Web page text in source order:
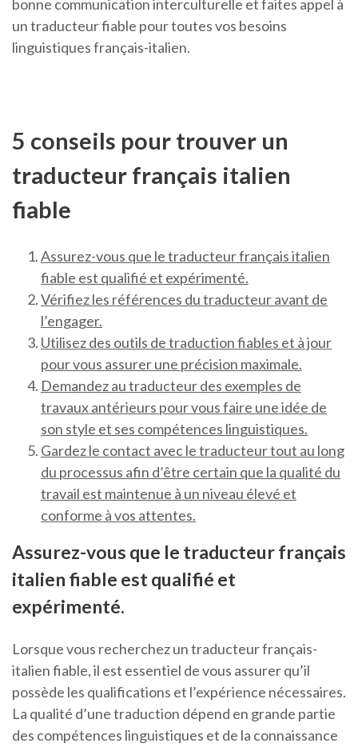
bonne communication interculturelle et faites appel à
un traducteur fiable pour toutes vos besoins
linguistiques français-italien.
5 conseils pour trouver un
traducteur français italien
fiable
Assurez-vous que le traducteur français italien
fiable est qualifié et expérimenté.
Vérifiez les références du traducteur avant de
l’engager.
Utilisez des outils de traduction fiables et à jour
pour vous assurer une précision maximale.
Demandez au traducteur des exemples de
travaux antérieurs pour vous faire une idée de
son style et ses compétences linguistiques.
Gardez le contact avec le traducteur tout au long
du processus afin d’être certain que la qualité du
travail est maintenue à un niveau élevé et
conforme à vos attentes.
Assurez-vous que le traducteur français
italien fiable est qualifié et
expérimenté.
Lorsque vous recherchez un traducteur français-
italien fiable, il est essentiel de vous assurer qu’il
possède les qualifications et l’expérience nécessaires.
La qualité d’une traduction dépend en grande partie
des compétences linguistiques et de la connaissance